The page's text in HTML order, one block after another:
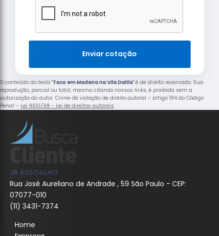
Enviar cotação
O conteúdo do texto "Taco em Madeira na Vila Dalila" é de direito reservado. Sua
reprodução, parcial ou total, mesmo citando nossos links, é proibida sem a
autorização do autor. Crime de violação de direito autoral – artigo 184 do Código
Penal – Lei 9610/98 - Lei de direitos autorais.
JR ASSOALHO
Rua José Aureliano de Andrade , 59 São Paulo - CEP:
07077-010
(11) 3431-7374
Home